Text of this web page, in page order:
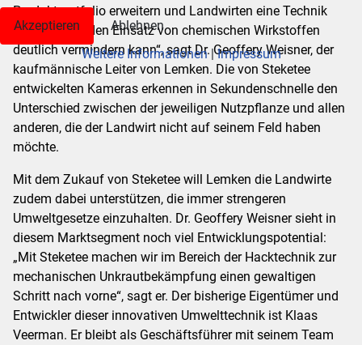
Produktportfolio erweitern und Landwirten eine Technik
anbieten, die den Einsatz von chemischen Wirkstoffen
deutlich vermindern kann“, sagt Dr. Geoffery Weisner, der
kaufmännische Leiter von Lemken. Die von Steketee
entwickelten Kameras erkennen in Sekundenschnelle den
Unterschied zwischen der jeweiligen Nutzpflanze und allen
anderen, die der Landwirt nicht auf seinem Feld haben
möchte.
Mit dem Zukauf von Steketee will Lemken die Landwirte
zudem dabei unterstützen, die immer strengeren
Umweltgesetze einzuhalten. Dr. Geoffery Weisner sieht in
diesem Marktsegment noch viel Entwicklungspotential:
„Mit Steketee machen wir im Bereich der Hacktechnik zur
mechanischen Unkrautbekämpfung einen gewaltigen
Schritt nach vorne“, sagt er. Der bisherige Eigentümer und
Entwickler dieser innovativen Umwelttechnik ist Klaas
Veerman. Er bleibt als Geschäftsführer mit seinem Team
Akzeptieren
Ablehnen
Weitere Informationen|Impressum